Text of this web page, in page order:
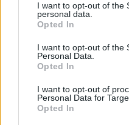
I want to opt-out of the
personal data.
Opted In
I want to opt-out of the
Personal Data.
Opted In
I want to opt-out of
Personal Data for
Opted In
élelmiszerboltokban
A Coop is csatlakozik
energiatakarékossági